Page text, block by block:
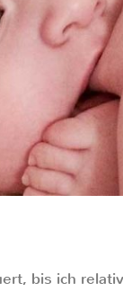
bis ich